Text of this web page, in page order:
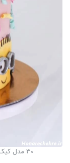
30 مدل کیک تولد دخترانه (از یک سال تا 17 سال) | بزمینه